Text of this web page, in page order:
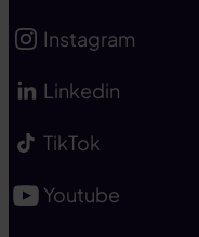
Instagram
Linkedin
TikTok
Youtube